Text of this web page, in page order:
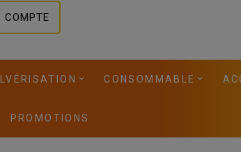
COMPTE
CONSOMMABLE
PROMOTIONS